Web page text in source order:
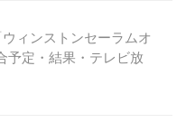
ウィンストンセーラムオ
予定・結果・テレビ放